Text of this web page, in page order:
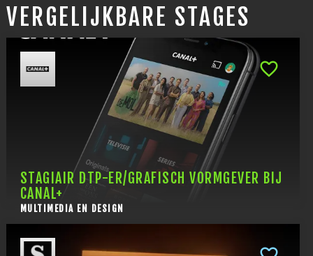
VERGELIJKBARE STAGES
STAGIAIR DTP-ER/GRAFISCH VORMGEVER BIJ
CANAL+
MULTIMEDIA EN DESIGN